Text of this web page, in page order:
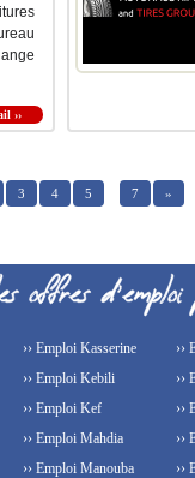
››
3 4 5 7 »
›› Emploi Kasserine
›› Emploi Kebili
›› Emploi Kef
›› Emploi Mahdia
›› Emploi Manouba
››
››
››
››
››